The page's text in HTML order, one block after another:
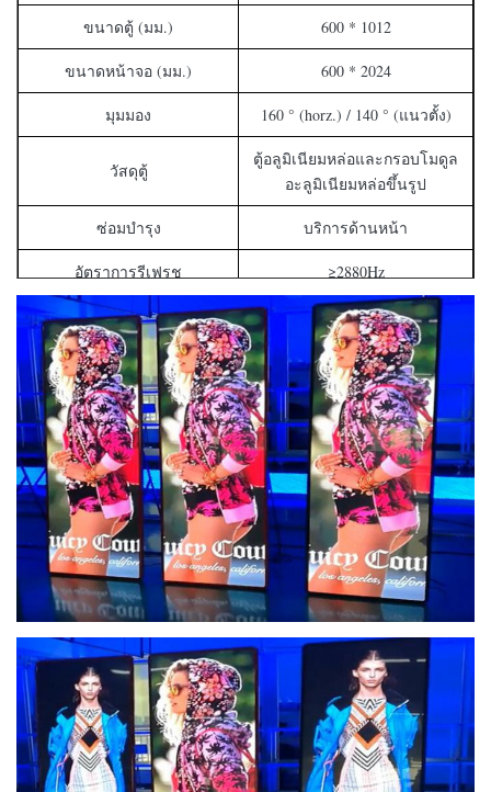
ขนาดตู้ (มม.) 600 * 1012
ขนาดหน้าจอ (มม.) 600 * 2024
มุมมอง 160 ° (horz.) / 140 ° (แนวตั้ง)
วัสดุตู้
ตู้อลูมิเนียมหล่อและกรอบโมดูล
อะลูมิเนียมหล่อขึ้นรูป
ซ่อมบำรุง บริการด้านหน้า
อัตราการรีเฟรช ≥2880Hz
ความสว่าง 600 ~ 800nits
วิธีการขับขี่ 1/27 การสแกน
คะแนน IP (หน้า / หลัง) IP43